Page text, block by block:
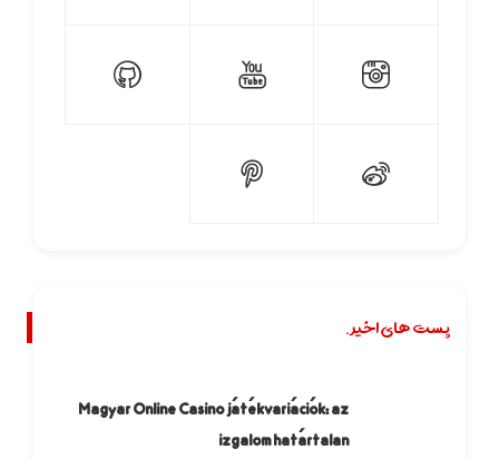
پست های اخیر.
Magyar Online Casino játékvariációk: az
izgalom határtalan